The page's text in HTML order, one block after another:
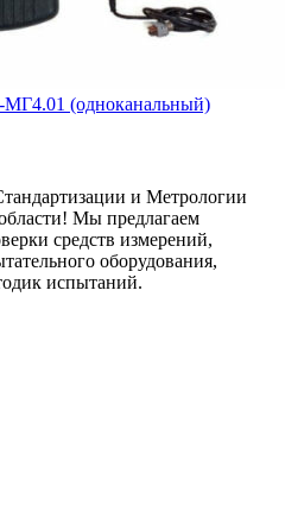
МГ4.01 (одноканальный)
и Метрологии
Мы предлагаем
средств измерений,
оборудования,
испытаний.